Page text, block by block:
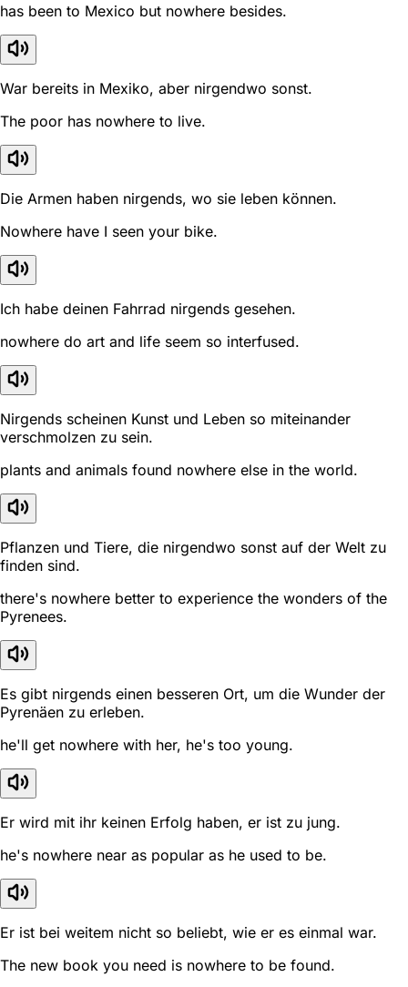
has been to Mexico but nowhere besides.
War bereits in Mexiko, aber nirgendwo sonst.
The poor has nowhere to live.
Die Armen haben nirgends, wo sie leben können.
Nowhere have I seen your bike.
Ich habe deinen Fahrrad nirgends gesehen.
nowhere do art and life seem so interfused.
Nirgends scheinen Kunst und Leben so miteinander
verschmolzen zu sein.
plants and animals found nowhere else in the world.
Pflanzen und Tiere, die nirgendwo sonst auf der Welt zu
finden sind.
there's nowhere better to experience the wonders of the
Pyrenees.
Es gibt nirgends einen besseren Ort, um die Wunder der
Pyrenäen zu erleben.
he'll get nowhere with her, he's too young.
Er wird mit ihr keinen Erfolg haben, er ist zu jung.
he's nowhere near as popular as he used to be.
Er ist bei weitem nicht so beliebt, wie er es einmal war.
The new book you need is nowhere to be found.